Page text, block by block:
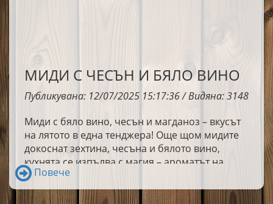
МИДИ С ЧЕСЪН И БЯЛО ВИНО
Публикувана: 12/07/2025 15:17:36 / Видяна: 3148
Миди с бяло вино, чесън и магданоз – вкусът
на лятото в една тенджера! Още щом мидите
докоснат зехтина, чесъна и бялото вино,
кухнята се изпълва с магия – ароматът на
море, слънце и свобода. Ухае на зехтин,
чесън, свеж магданоз и нотка от виното, която
Повече